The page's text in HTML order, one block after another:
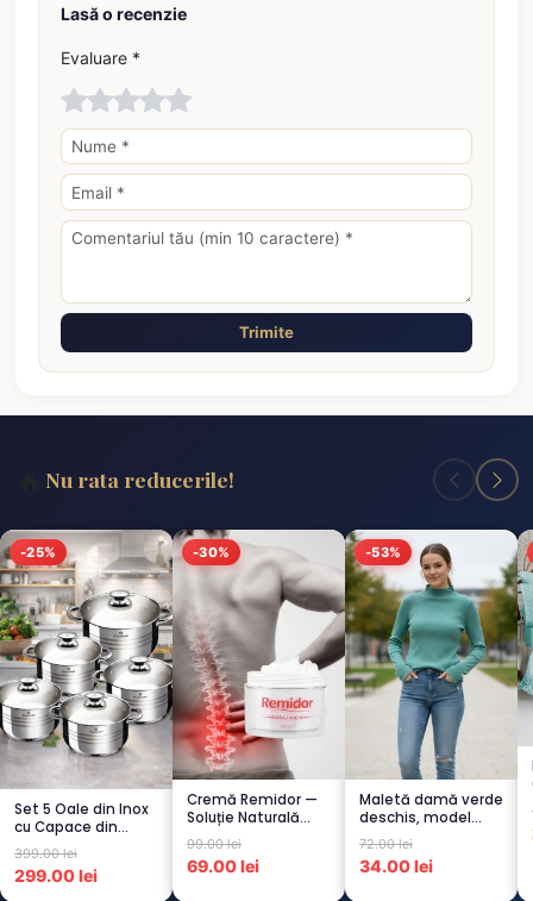
Lasă o recenzie
Evaluare *
Trimite
Nu rata reducerile!
-25%
Set 5 Oale din Inox
cu Capace din
Sticlă
Termorezistent...
399.00 lei
299.00 lei
-30%
Cremă Remidor —
Soluție Naturală
pentru Dureri de
Spate...
99.00 lei
69.00 lei
-53%
Maletă damă verde
deschis, model
raiat
72.00 lei
34.00 lei